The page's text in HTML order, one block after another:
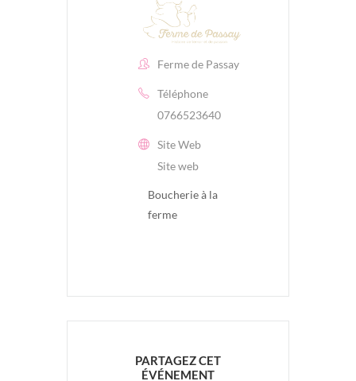
Ferme de Passay
Téléphone
0766523640
Site Web
Site web
Boucherie à la
ferme
PARTAGEZ CET
ÉVÉNEMENT